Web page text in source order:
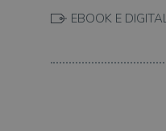
EBOOK E